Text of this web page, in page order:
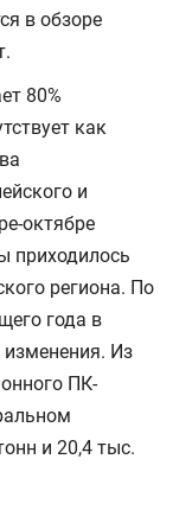
в обзоре
80%
как
и
октябре
приходилось
региона. По
года в
изменения. Из
ПК-
и 20,4 тыс.